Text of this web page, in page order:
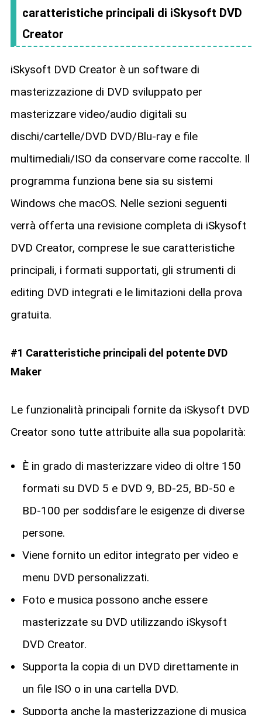
caratteristiche principali di iSkysoft DVD
Creator
iSkysoft DVD Creator è un software di
masterizzazione di DVD sviluppato per
masterizzare video/audio digitali su
dischi/cartelle/DVD DVD/Blu-ray e file
multimediali/ISO da conservare come raccolte. Il
programma funziona bene sia su sistemi
Windows che macOS. Nelle sezioni seguenti
verrà offerta una revisione completa di iSkysoft
DVD Creator, comprese le sue caratteristiche
principali, i formati supportati, gli strumenti di
editing DVD integrati e le limitazioni della prova
gratuita.
#1 Caratteristiche principali del potente DVD
Maker
Le funzionalità principali fornite da iSkysoft DVD
Creator sono tutte attribuite alla sua popolarità:
È in grado di masterizzare video di oltre 150
formati su DVD 5 e DVD 9, BD-25, BD-50 e
BD-100 per soddisfare le esigenze di diverse
persone.
Viene fornito un editor integrato per video e
menu DVD personalizzati.
Foto e musica possono anche essere
masterizzate su DVD utilizzando iSkysoft
DVD Creator.
Supporta la copia di un DVD direttamente in
un file ISO o in una cartella DVD.
Supporta anche la masterizzazione di musica